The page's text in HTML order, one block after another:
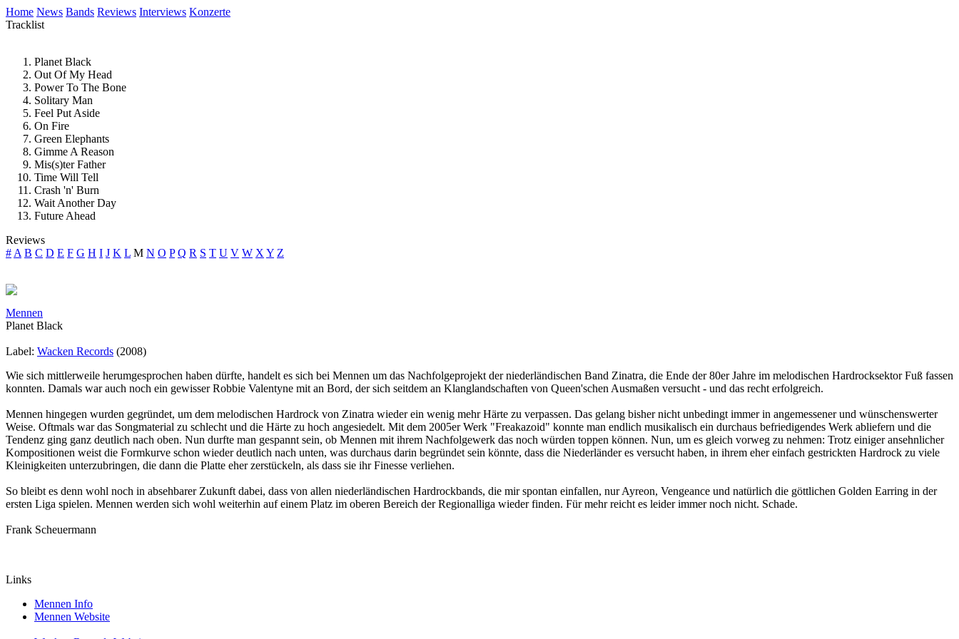
Home News Bands Reviews Interviews Konzerte
Tracklist
Planet Black
Out Of My Head
Power To The Bone
Solitary Man
Feel Put Aside
On Fire
Green Elephants
Gimme A Reason
Mis(s)ter Father
Time Will Tell
Crash 'n' Burn
Wait Another Day
Future Ahead
Reviews
# A B C D E F G H I J K L M N O P Q R S T U V W X Y Z
Mennen
Planet Black
Label: Wacken Records (2008)
Wie sich mittlerweile herumgesprochen haben dürfte, handelt es sich bei Mennen um das Nachfolgeprojekt der niederländischen Band Zinatra, die Ende der 80er Jahre im melodischen Hardrocksektor Fuß fassen
konnten. Damals war auch noch ein gewisser Robbie Valentyne mit an Bord, der sich seitdem an Klanglandschaften von Queen'schen Ausmaßen versucht - und das recht erfolgreich.
Mennen hingegen wurden gegründet, um dem melodischen Hardrock von Zinatra wieder ein wenig mehr Härte zu verpassen. Das gelang bisher nicht unbedingt immer in angemessener und wünschenswerter
Weise. Oftmals war das Songmaterial zu schlecht und die Härte zu hoch angesiedelt. Mit dem 2005er Werk "Freakazoid" konnte man endlich musikalisch ein durchaus befriedigendes Werk abliefern und die
Tendenz ging ganz deutlich nach oben. Nun durfte man gespannt sein, ob Mennen mit ihrem Nachfolgewerk das noch würden toppen können. Nun, um es gleich vorweg zu nehmen: Trotz einiger ansehnlicher
Kompositionen weist die Formkurve schon wieder deutlich nach unten, was durchaus darin begründet sein könnte, dass die Niederländer es versucht haben, in ihrem eher einfach gestrickten Hardrock zu viele
Kleinigkeiten unterzubringen, die dann die Platte eher zerstückeln, als dass sie ihr Finesse verliehen.
So bleibt es denn wohl noch in absehbarer Zukunft dabei, dass von allen niederländischen Hardrockbands, die mir spontan einfallen, nur Ayreon, Vengeance und natürlich die göttlichen Golden Earring in der
ersten Liga spielen. Mennen werden sich wohl weiterhin auf einem Platz im oberen Bereich der Regionalliga wieder finden. Für mehr reicht es leider immer noch nicht. Schade.
Frank Scheuermann
Links
Mennen Info
Mennen Website